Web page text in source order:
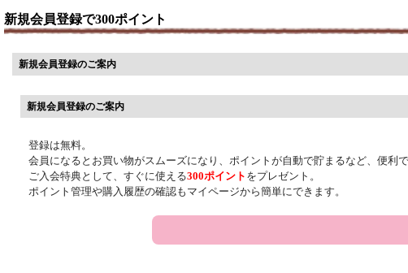
新規会員登録で300ポイント
新規会員登録のご案内
新規会員登録のご案内
登録は無料。
会員になるとお買い物がスムーズになり、ポイントが自動で貯まるなど、便利
ご入会特典として、すぐに使える300ポイント をプレゼント。
ポイント管理や購入履歴の確認もマイページから簡単にできます。